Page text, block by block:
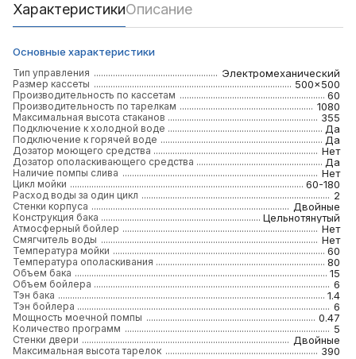
ХарактеристикиОписание
Основные характеристики
Тип управления Электромеханический
Размер кассеты 500x500
Производительность по кассетам 60
Производительность по тарелкам 1080
Максимальная высота стаканов 355
Подключение к холодной воде Да
Подключение к горячей воде Да
Дозатор моющего средства Нет
Дозатор ополаскивающего средства Да
Наличие помпы слива Нет
Цикл мойки 60-180
Расход воды за один цикл 2
Стенки корпуса Двойные
Конструкция бака Цельнотянутый
Атмосферный бойлер Нет
Смягчитель воды Нет
Температура мойки 60
Температура ополаскивания 80
Объем бака 15
Объем бойлера 6
Тэн бака 1.4
Тэн бойлера 6
Мощность моечной помпы 0.47
Количество программ 5
Стенки двери Двойные
Максимальная высота тарелок 390